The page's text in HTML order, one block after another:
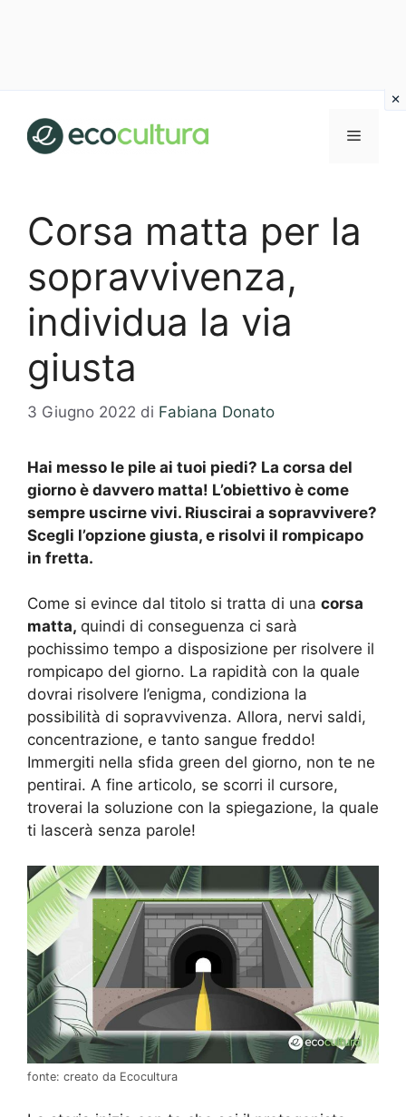
contenuto
MENU
Corsa matta per la
sopravvivenza,
individua la via
giusta
3 Giugno 2022 di Fabiana Donato
Hai messo le pile ai tuoi piedi? La corsa del
giorno è davvero matta! L’obiettivo è come
sempre uscirne vivi. Riuscirai a sopravvivere?
Scegli l’opzione giusta, e risolvi il rompicapo
in fretta.
Come si evince dal titolo si tratta di una corsa
matta, quindi di conseguenza ci sarà
pochissimo tempo a disposizione per risolvere il
rompicapo del giorno. La rapidità con la quale
dovrai risolvere l’enigma, condiziona la
possibilità di sopravvivenza. Allora, nervi saldi,
concentrazione, e tanto sangue freddo!
Immergiti nella sfida green del giorno, non te ne
pentirai. A fine articolo, se scorri il cursore,
troverai la soluzione con la spiegazione, la quale
ti lascerà senza parole!
fonte: creato da Ecocultura